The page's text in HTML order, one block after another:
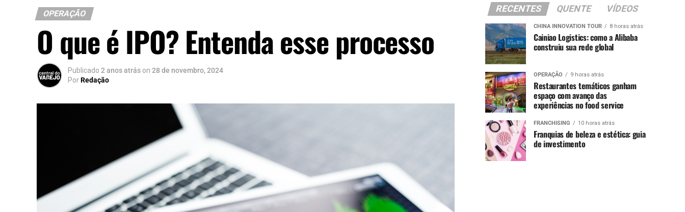
OPERAÇÃO
O que é IPO? Entenda esse processo
Publicado 2 anos atrás on 28 de novembro, 2024
PorRedação
RECENTES QUENTE VÍDEOS
CHINA INNOVATION TOUR 8 horas atrás
Cainiao Logistics: como a Alibaba
construiu sua rede global
OPERAÇÃO 9 horas atrás
Restaurantes temáticos ganham
espaço com avanço das
experiências no food service
FRANCHISING 10 horas atrás
Franquias de beleza e estética: guia
de investimento